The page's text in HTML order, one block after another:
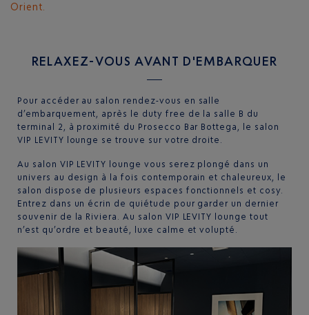
Orient.
RELAXEZ-VOUS AVANT D'EMBARQUER
Pour accéder au salon rendez-vous en salle
d’embarquement, après le duty free de la salle B du
terminal 2, à proximité du Prosecco Bar Bottega, le salon
VIP LEVITY lounge se trouve sur votre droite.
Au salon VIP LEVITY lounge vous serez plongé dans un
univers au design à la fois contemporain et chaleureux, le
salon dispose de plusieurs espaces fonctionnels et cosy.
Entrez dans un écrin de quiétude pour garder un dernier
souvenir de la Riviera. Au salon VIP LEVITY lounge tout
n’est qu’ordre et beauté, luxe calme et volupté.